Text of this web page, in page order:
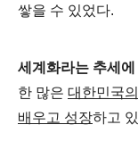
쌓을 수 있었다.
세계화라는 추세
한 많은 대한민국
배우고 성장하고